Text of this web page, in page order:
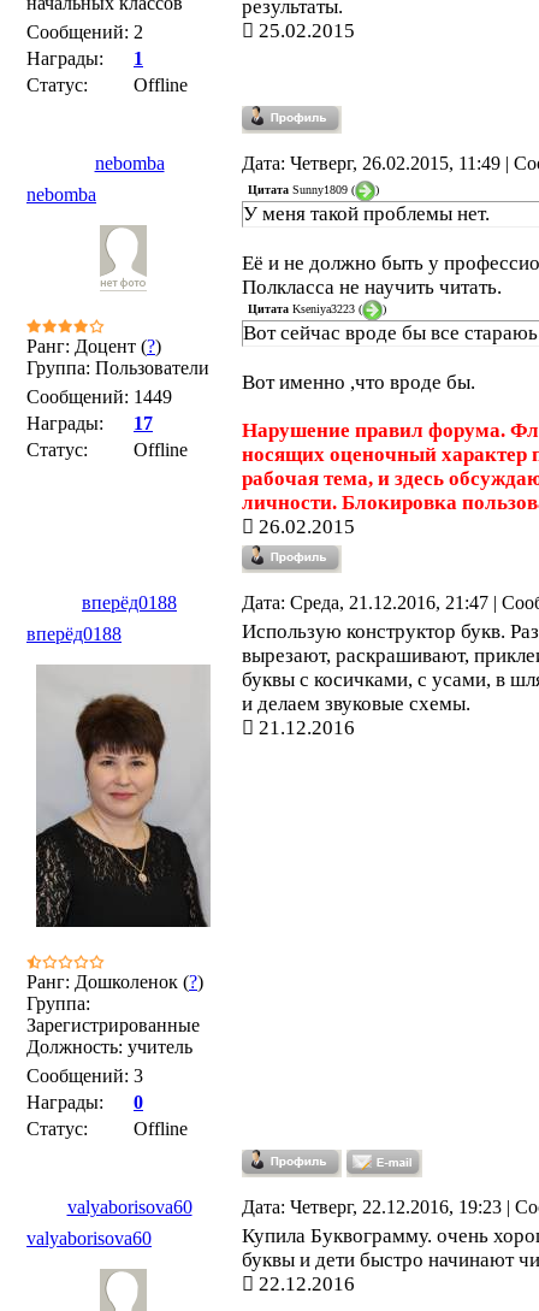
Сообщений: 2
Награды:
1
Статус:
Offline
результаты.
25.02.2015
nebomba
Дата: Четверг, 26.02.2015, 11:49 |
nebomba
Ранг: Доцент (?)
Группа: Пользователи
Сообщений: 1449
Награды:
17
Статус:
Offline
Цитата Sunny1809 ( )
У меня такой проблемы нет.
Её и не должно быть у
Полкласса не научить читать.
Цитата Kseniya3223 ( )
Вот сейчас вроде бы все
Вот именно ,что вроде бы.
Нарушение правил форума.
носящих оценочный характер
рабочая тема, и здесь
личности. Блокировка
26.02.2015
вперёд0188
Дата: Среда, 21.12.2016, 21:47 |
вперёд0188
Ранг: Дошколенок (?)
Группа:
Зарегистрированные
Должность: учитель
Сообщений: 3
Награды:
0
Статус:
Offline
Использую конструктор букв.
вырезают, раскрашивают,
буквы с косичками, с усами, в
и делаем звуковые схемы.
21.12.2016
valyaborisova60
Дата: Четверг, 22.12.2016, 19:23 |
valyaborisova60
Купила Буквограмму. очень
буквы и дети быстро начинают
22.12.2016